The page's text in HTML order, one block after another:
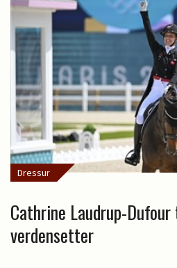
Dressur
Cathrine Laudrup-
verdensetter